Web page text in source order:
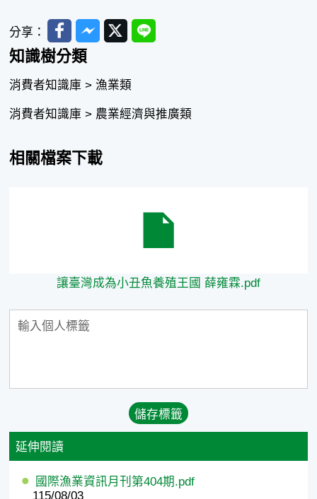
分享： FacebookMessenger
TwitterLine
知識樹分類
消費者知識庫 > 漁業類
消費者知識庫 > 農業經濟與推廣類
相關檔案下載
讓臺灣成為小丑魚養殖王國 薛雍霖.pdf
延伸閱讀
國際漁業資訊月刊第404期.pdf
115/08/03